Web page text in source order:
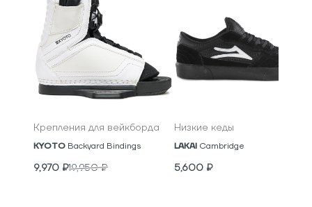
Крепления для вейкборда
KYOTO Backyard Bindings
9,970 ₽19,950₽
Низкие кеды
LAKAI Cambridge
5,600 ₽